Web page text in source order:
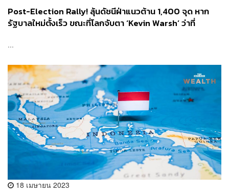
Post-Election Rally! ลุ้นดัชนีฝ่าแนวต้าน 1,400 จุด หาก
รัฐบาลใหม่ตั้งเร็ว ขณะที่โลกจับตา ‘Kevin Warsh’ ว่าที่
...
18 เมษายน 2023